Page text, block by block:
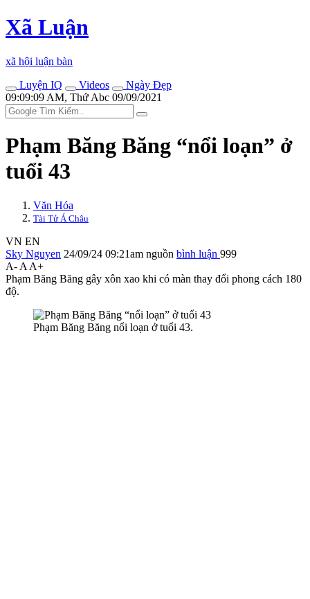
Xã Luận
xã hội luận bàn
Luyện IQ
Videos
Ngày Đẹp
09:09:09 AM, Thứ Abc 09/09/2021
Phạm Băng Băng “nổi loạn” ở
tuổi 43
Văn Hóa
Tài Tử Á Châu
VN EN
Sky Nguyen 24/09/24 09:21am nguồn bình luận 999
A- A A+
Phạm Băng Băng gây xôn xao khi có màn thay đổi phong cách 180
độ.
Phạm Băng Băng nổi loạn ở tuổi 43.